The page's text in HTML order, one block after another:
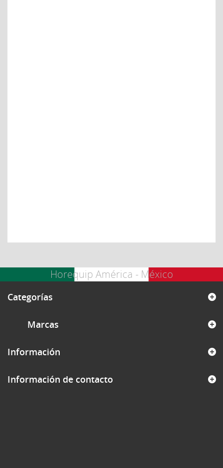
Horequip América - México
Categorías
Marcas
Información
Información de contacto